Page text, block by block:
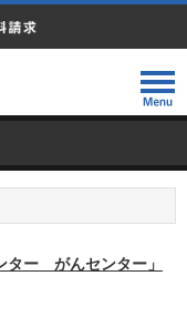
ター がんセンター」